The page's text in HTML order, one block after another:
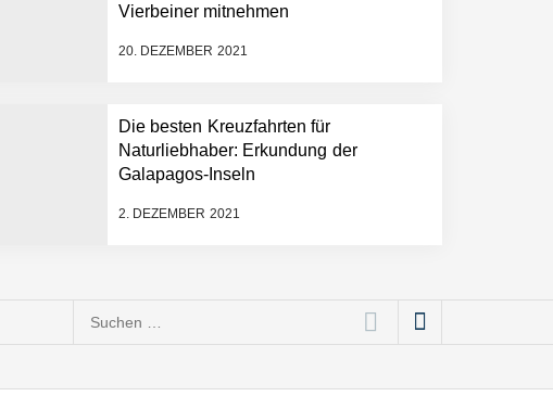
Vierbeiner mitnehmen
20. DEZEMBER 2021
Die besten Kreuzfahrten für
Naturliebhaber: Erkundung der
Galapagos-Inseln
2. DEZEMBER 2021
Suchen